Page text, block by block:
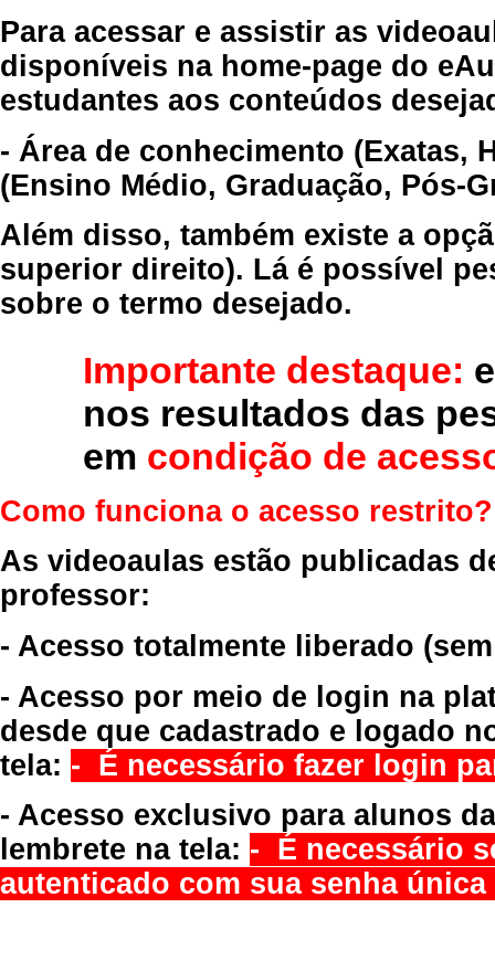
Para acessar e assistir as
disponíveis na home-page do
estudantes aos conteúdos
- Área de conhecimento (Exatas,
(Ensino Médio, Graduação, Pós-
Além disso, também existe a
superior direito). Lá é possível
sobre o termo desejado.
Importante destaque:
nos resultados das
em condição de
Como funciona o acesso restrito?
As videoaulas estão publicadas
professor:
- Acesso totalmente liberado
- Acesso por meio de login na
desde que cadastrado e logado
tela: - É necessário fazer login
- Acesso exclusivo para alunos
lembrete na tela: - É necessário
autenticado com sua senha